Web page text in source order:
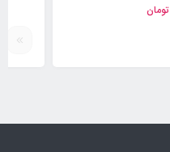
تومان